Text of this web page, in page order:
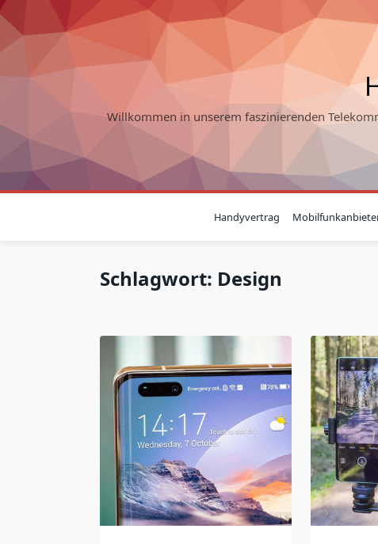
Skip
to
content
Willkommen in unserem faszinierenden
Handyvertrag
Schlagwort: Design